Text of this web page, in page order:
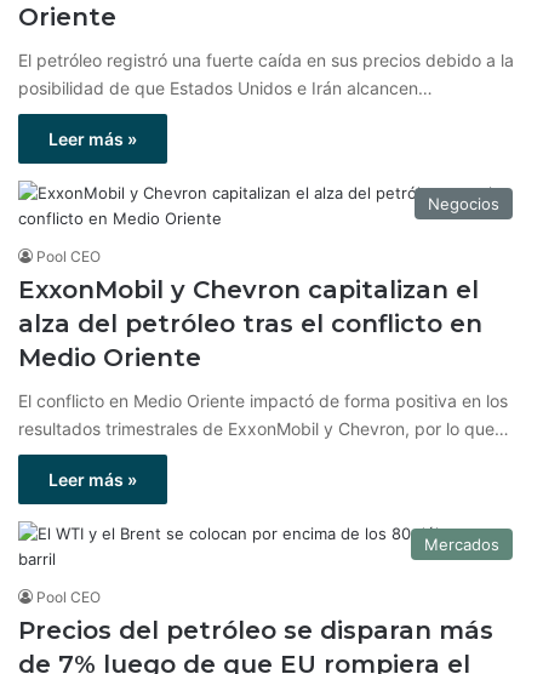
Oriente
El petróleo registró una fuerte caída en sus precios debido a la
posibilidad de que Estados Unidos e Irán alcancen…
Leer más »
Negocios
Pool CEO
ExxonMobil y Chevron capitalizan el
alza del petróleo tras el conflicto en
Medio Oriente
El conflicto en Medio Oriente impactó de forma positiva en los
resultados trimestrales de ExxonMobil y Chevron, por lo que…
Leer más »
Mercados
Pool CEO
Precios del petróleo se disparan más
de 7% luego de que EU rompiera el